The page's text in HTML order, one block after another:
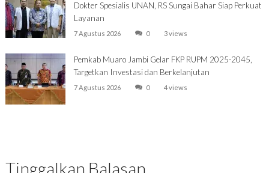
Dokter Spesialis UNAN, RS Sungai Bahar Siap Perkuat
Layanan
7 Agustus 2026 0 3 views
Pemkab Muaro Jambi Gelar FKP RUPM 2025-2045,
Targetkan Investasi dan Berkelanjutan
7 Agustus 2026 0 4 views
Tinggalkan Balasan